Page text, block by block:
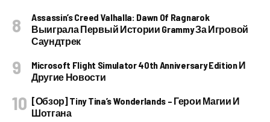
Assassin’s Creed Valhalla: Dawn Of Ragnarok
Выиграла Первый Истории Grammy За Игровой
Саундтрек
Microsoft Flight Simulator 40th Anniversary Edition И
Другие Новости
[Обзор] Tiny Tina’s Wonderlands – Герои Магии И
Шотгана